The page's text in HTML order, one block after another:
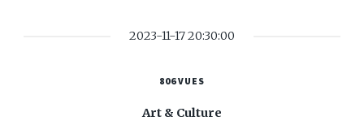
2023-11-17 20:30:00
806 VUES
Art & Culture